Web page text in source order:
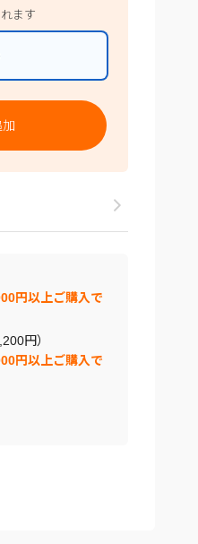
ます
円以上ご購入で
円）
円以上ご購入で